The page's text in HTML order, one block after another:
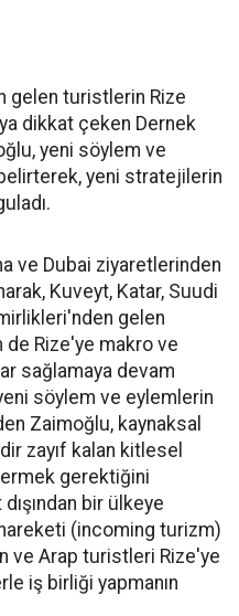
gelen turistlerin Rize
dikkat çeken Dernek
yeni söylem ve
yeni stratejilerin
ve Dubai ziyaretlerinden
Kuveyt, Katar, Suudi
gelen
Rize'ye makro ve
sağlamaya devam
söylem ve eylemlerin
Zaimoğlu, kaynaksal
zayıf kalan kitlesel
gerektiğini
bir ülkeye
(incoming turizm)
ve Arap turistleri Rize'ye
iş birliği yapmanın